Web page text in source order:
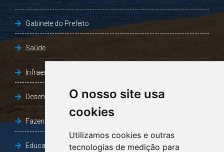
O nosso site usa
cookies
Utilizamos cookies e outras
tecnologias de medição para
Gabinete do Prefeito
Saúde
Infraestrutura, Agricultura e Meio Ambiente
Desenvolvimento Social
Fazenda e Desenvolvimento Econômico
Educação